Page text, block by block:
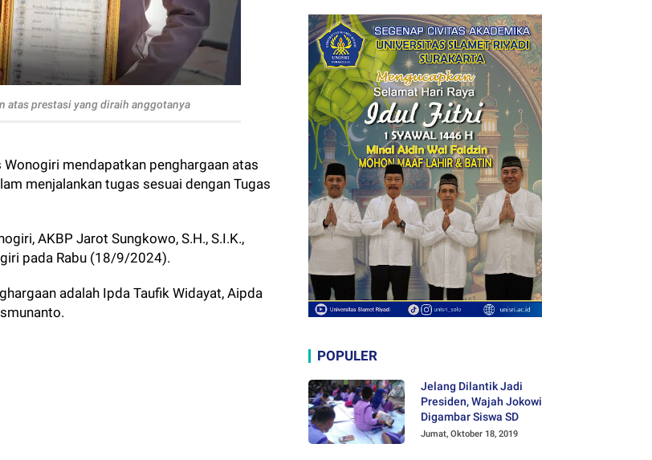
atas prestasi yang diraih anggotanya
mendapatkan penghargaan atas
menjalankan tugas sesuai dengan Tugas
AKBP Jarot Sungkowo, S.H., S.I.K.,
pada Rabu (18/9/2024).
adalah Ipda Taufik Widayat, Aipda
POPULER
Jelang Dilantik Jadi
Presiden, Wajah Jokowi
Digambar Siswa SD
Jumat, Oktober 18, 2019